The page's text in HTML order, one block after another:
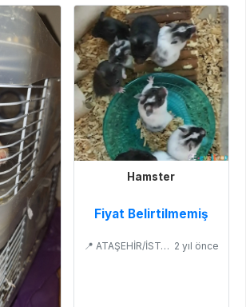
Hamster
Fiyat Belirtilmemiş
📍 ATAŞEHİR/İSTANBUL 2 yıl önce